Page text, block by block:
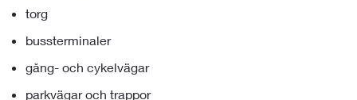
torg
bussterminaler
gång- och cykelvägar
parkvägar och trappor